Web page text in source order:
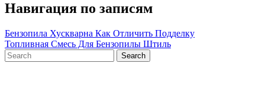
Навигация по записям
Бензопила Хускварна Как Отличить Подделку
Топливная Смесь Для Бензопилы Штиль